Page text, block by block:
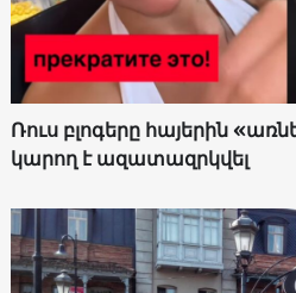
Ռուս բլոգերը հայերին
կարող է ազատազրկվել